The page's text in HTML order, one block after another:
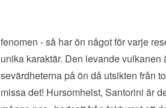
fenomen - så har ön något för varje
unika karaktär. Den levande
sevärdheterna på ön då utsikten från
missa det! Hursomhelst, Santorini är